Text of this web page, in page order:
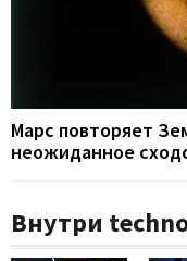
Марс повторяет
неожиданное
Внутри